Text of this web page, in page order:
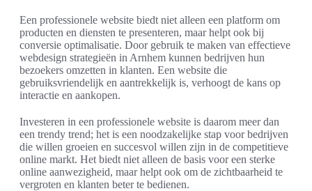
Een professionele website biedt niet alleen een platform om
producten en diensten te presenteren, maar helpt ook bij
conversie optimalisatie. Door gebruik te maken van effectieve
webdesign strategieën in Arnhem kunnen bedrijven hun
bezoekers omzetten in klanten. Een website die
gebruiksvriendelijk en aantrekkelijk is, verhoogt de kans op
interactie en aankopen.
Investeren in een professionele website is daarom meer dan
een trendy trend; het is een noodzakelijke stap voor bedrijven
die willen groeien en succesvol willen zijn in de competitieve
online markt. Het biedt niet alleen de basis voor een sterke
online aanwezigheid, maar helpt ook om de zichtbaarheid te
vergroten en klanten beter te bedienen.